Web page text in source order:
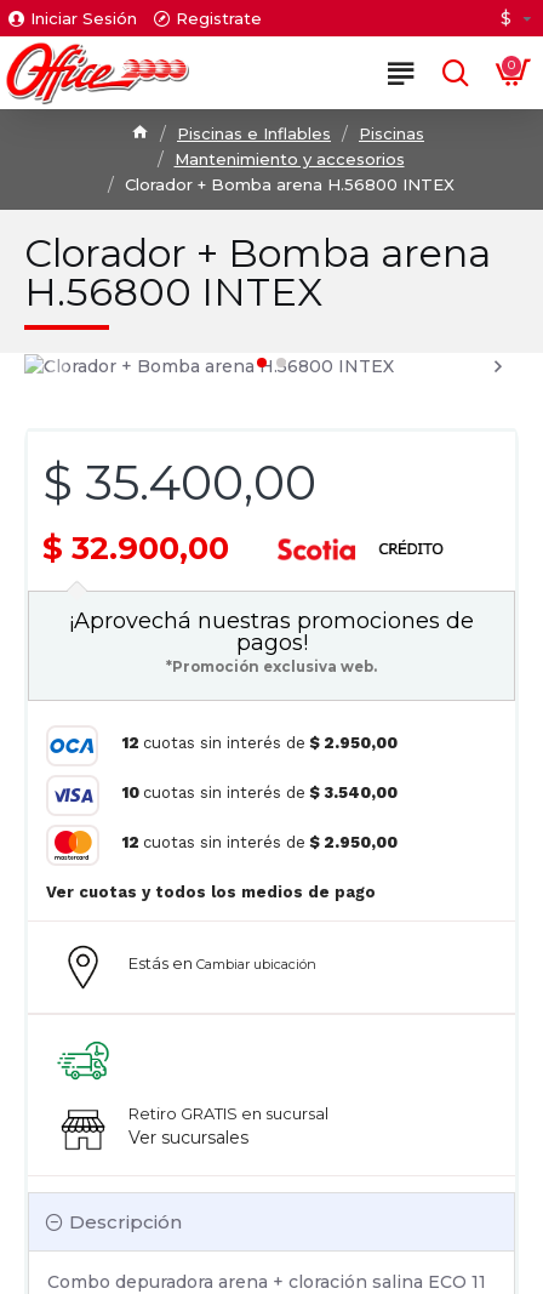
Iniciar Sesión Registrate $
0
Piscinas e Inflables
Piscinas
Mantenimiento y accesorios
Clorador + Bomba arena H.56800 INTEX
Clorador + Bomba arena
H.56800 INTEX
$ 35.400,00
$ 32.900,00
Descripción
Combo depuradora arena + cloración salina ECO 11
Estás en Cambiar ubicación
Retiro GRATIS en sucursal
Ver sucursales
¡Aprovechá nuestras promociones de
pagos!
*Promoción exclusiva web.
12 cuotas sin interés de $ 2.950,00
10 cuotas sin interés de $ 3.540,00
12 cuotas sin interés de $ 2.950,00
Ver cuotas y todos los medios de pago